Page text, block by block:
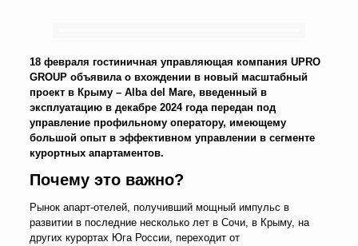
18 февраля гостиничная управляющая компания UPRO
GROUP объявила о вхождении в новый масштабный
проект в Крыму – Alba del Mare, введенный в
эксплуатацию в декабре 2024 года передан под
управление профильному оператору, имеющему
большой опыт в эффективном управлении в сегменте
курортных апартаментов.
Почему это важно?
Рынок апарт-отелей, получивший мощный импульс в
развитии в последние несколько лет в Сочи, в Крыму, на
других курортах Юга России, переходит от